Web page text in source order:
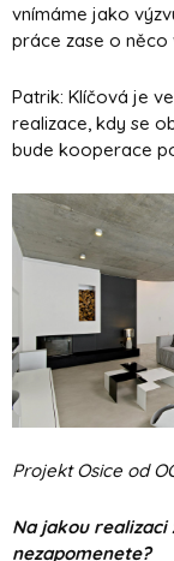
vnímáme jako
práce zase o něco
Patrik: Klíčová je
realizace, kdy se
bude kooperace
Projekt Osice od
Na jakou
nezapomenete?